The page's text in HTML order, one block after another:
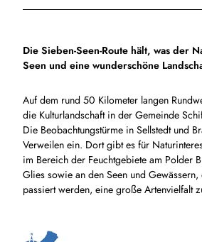
Die Sieben-Seen-Route hält, was der
Seen und eine wunderschöne
Auf dem rund 50 Kilometer langen
die Kulturlandschaft in der Gemeinde
Die Beobachtungstürme in Sellstedt und
Verweilen ein. Dort gibt es für
im Bereich der Feuchtgebiete am Polder
Glies sowie an den Seen und
passiert werden, eine große Artenvielfalt